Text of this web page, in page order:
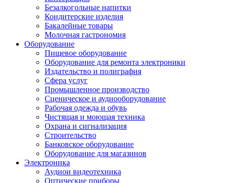
Безалкогольные напитки
Кондитерские изделия
Бакалейные товары
Молочная гастрономия
Оборудование
Пищевое оборудование
Оборудование для ремонта электроники
Издательство и полиграфия
Сфера услуг
Промышленное производство
Сценическое и аудиооборудование
Рабочая одежда и обувь
Чистящая и моющая техника
Охрана и сигнализация
Строительство
Банковское оборудование
Оборудование для магазинов
Электроника
Аудиои видеотехника
Оптические приборы